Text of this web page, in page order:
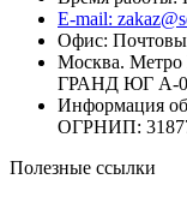
E-mail:
Офис:
Москва. Метро
ГРАНД ЮГ А-
Информация
ОГРНИП:
Полезные ссылки